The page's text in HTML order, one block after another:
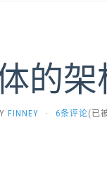
的架
FINNEY · 6条评论(已